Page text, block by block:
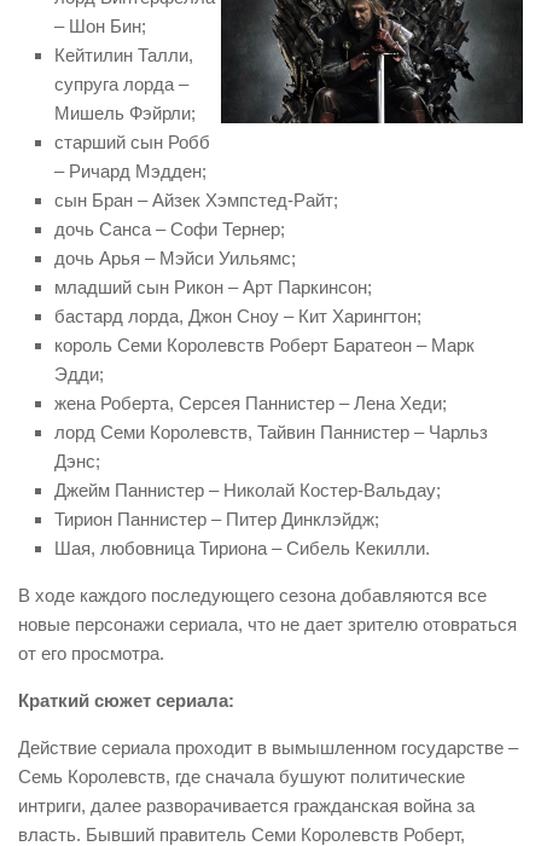
– Шон Бин;
Кейтилин Талли,
супруга лорда –
Мишель Фэйрли;
старший сын Робб
– Ричард Мэдден;
сын Бран – Айзек Хэмпстед-Райт;
дочь Санса – Софи Тернер;
дочь Арья – Мэйси Уильямс;
младший сын Рикон – Арт Паркинсон;
бастард лорда, Джон Сноу – Кит Харингтон;
король Семи Королевств Роберт Баратеон – Марк
Эдди;
жена Роберта, Серсея Паннистер – Лена Хеди;
лорд Семи Королевств, Тайвин Паннистер – Чарльз
Дэнс;
Джейм Паннистер – Николай Костер-Вальдау;
Тирион Паннистер – Питер Динклэйдж;
Шая, любовница Тириона – Сибель Кекилли.
В ходе каждого последующего сезона добавляются все
новые персонажи сериала, что не дает зрителю отовраться
от его просмотра.
Краткий сюжет сериала:
Действие сериала проходит в вымышленном государстве –
Семь Королевств, где сначала бушуют политические
интриги, далее разворачивается гражданская война за
власть. Бывший правитель Семи Королевств Роберт,